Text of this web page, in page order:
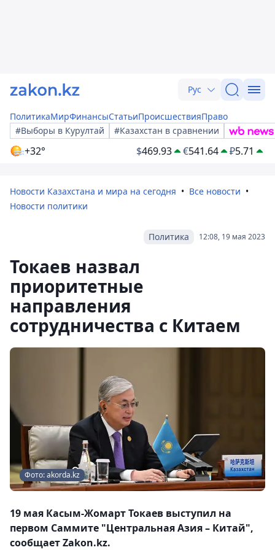
Рус
ПолитикаМирФинансыСтатьиПроисшествияПраво
#Выборы в Курултай
#Казахстан в сравнении
+32° $469.93 €541.64 ₽5.71
Новости Казахстана и мира на сегодня
Все новости
Новости политики
12:08, 19 мая 2023
Политика
Токаев назвал
приоритетные
направления
сотрудничества с Китаем
Фото: akorda.kz
19 мая Касым-Жомарт Токаев выступил на
первом Саммите "Центральная Азия – Китай",
сообщает Zakon.kz.